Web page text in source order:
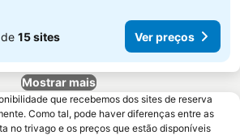
15 sites Ver preços
Mostrar mais
que recebemos dos sites de reserva
Como tal, pode haver diferenças entre as
no trivago e os preços que estão disponíveis